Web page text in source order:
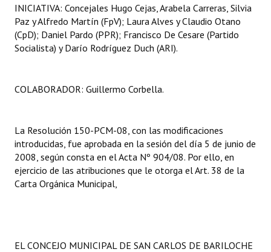
INICIATIVA: Concejales Hugo Cejas, Arabela Carreras, Silvia
Paz y Alfredo Martín (FpV); Laura Alves y Claudio Otano
(CpD); Daniel Pardo (PPR); Francisco De Cesare (Partido
Socialista) y Darío Rodríguez Duch (ARI).
COLABORADOR: Guillermo Corbella.
La Resolución 150-PCM-08, con las modificaciones
introducidas, fue aprobada en la sesión del día 5 de junio de
2008, según consta en el Acta Nº 904/08. Por ello, en
ejercicio de las atribuciones que le otorga el Art. 38 de la
Carta Orgánica Municipal,
EL CONCEJO MUNICIPAL DE SAN CARLOS DE BARILOCHE